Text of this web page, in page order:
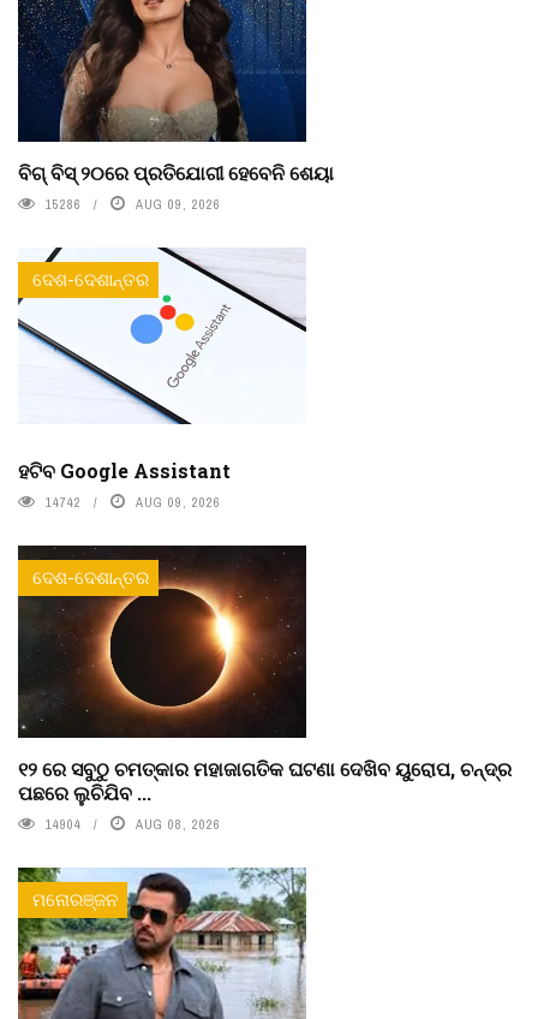
ବିଗ୍ ବିସ୍ ୨୦ରେ ପ୍ରତିଯୋଗୀ ହେବେନି ଶେୟା
15286 AUG 09, 2026
ଦେଶ-ଦେଶାନ୍ତର
ହଟିବ Google Assistant
14742 AUG 09, 2026
ଦେଶ-ଦେଶାନ୍ତର
୧୨ ରେ ସବୁଠୁ ଚମତ୍କାର ମହାଜାଗତିକ ଘଟଣା ଦେଖିବ ୟୁରୋପ, ଚନ୍ଦ୍ର
ପଛରେ ଲୁଚିଯିବ ...
14904 AUG 08, 2026
ମନୋରଞ୍ଜନ